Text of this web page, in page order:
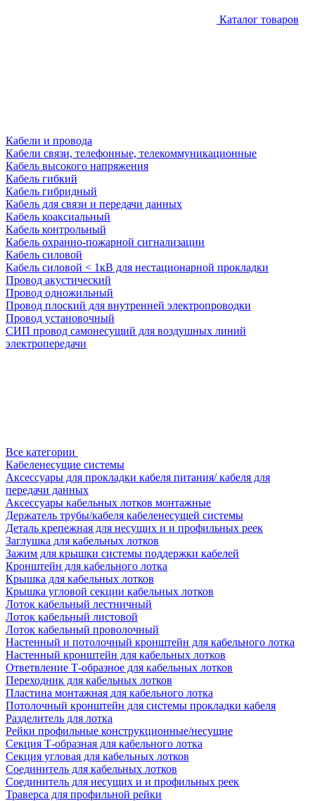
Каталог товаров
Кабели и провода
Кабели связи, телефонные, телекоммуникационные
Кабель высокого напряжения
Кабель гибкий
Кабель гибридный
Кабель для связи и передачи данных
Кабель коаксиальный
Кабель контрольный
Кабель охранно-пожарной сигнализации
Кабель силовой
Кабель силовой < 1кВ для нестационарной прокладки
Провод акустический
Провод одножильный
Провод плоский для внутренней электропроводки
Провод установочный
СИП провод самонесущий для воздушных линий
электропередачи
Все категории
Кабеленесущие системы
Аксессуары для прокладки кабеля питания/ кабеля для
передачи данных
Аксессуары кабельных лотков монтажные
Держатель трубы/кабеля кабеленесущей системы
Деталь крепежная для несущих и и профильных реек
Заглушка для кабельных лотков
Зажим для крышки системы поддержки кабелей
Кронштейн для кабельного лотка
Крышка для кабельных лотков
Крышка угловой секции кабельных лотков
Лоток кабельный лестничный
Лоток кабельный листовой
Лоток кабельный проволочный
Настенный и потолочный кронштейн для кабельного лотка
Настенный кронштейн для кабельных лотков
Ответвление Т-образное для кабельных лотков
Переходник для кабельных лотков
Пластина монтажная для кабельного лотка
Потолочный кронштейн для системы прокладки кабеля
Разделитель для лотка
Рейки профильные конструкционные/несущие
Секция Т-образная для кабельного лотка
Секция угловая для кабельных лотков
Соединитель для кабельных лотков
Соединитель для несущих и и профильных реек
Траверса для профильной рейки